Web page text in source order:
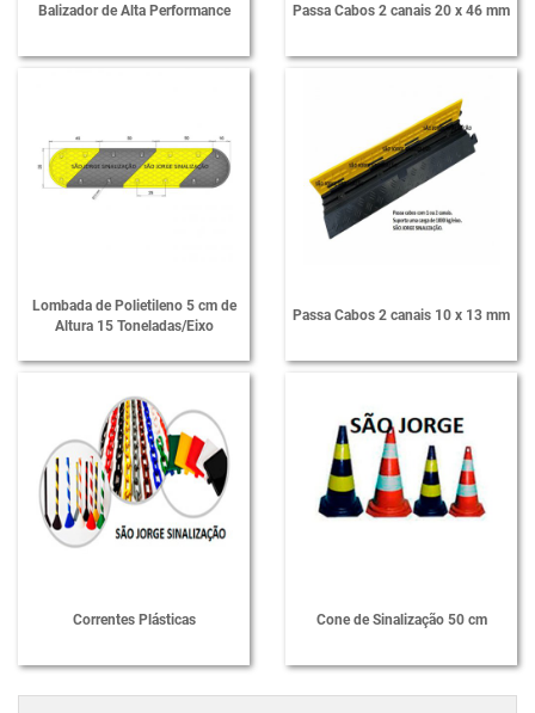
Balizador de Alta Performance Passa Cabos 2 canais 20 x 46 mm
Lombada de Polietileno 5 cm de
Altura 15 Toneladas/Eixo
Passa Cabos 2 canais 10 x 13 mm
Correntes Plásticas Cone de Sinalização 50 cm